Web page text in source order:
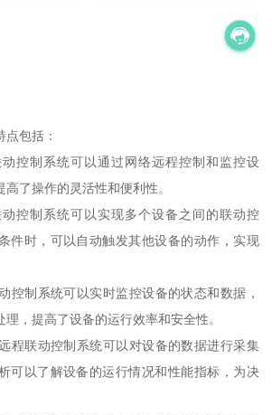
包括：
控制系统可以通过网络远程控制和监控设
了操作的灵活性和便利性。
控制系统可以实现多个设备之间的联动控
件时，可以自动触发其他设备的动作，实现
控制系统可以实时监控设备的状态和数据，
，提高了设备的运行效率和安全性。
程联动控制系统可以对设备的数据进行采集
可以了解设备的运行情况和性能指标，为决